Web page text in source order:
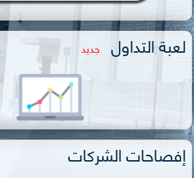
لعبة التداول جديد
إفصاحات الشركات